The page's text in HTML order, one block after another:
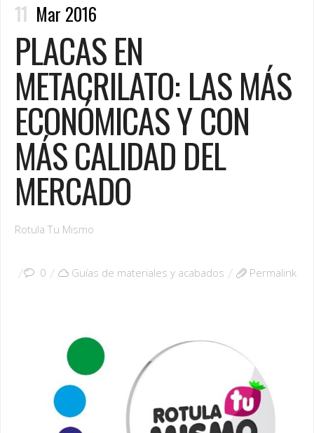
11 Mar 2016
PLACAS EN
METACRILATO: LAS MÁS
ECONÓMICAS Y CON
MÁS CALIDAD DEL
MERCADO
Rotula Tu Mismo
0 Guías de materiales y acabados Permalink